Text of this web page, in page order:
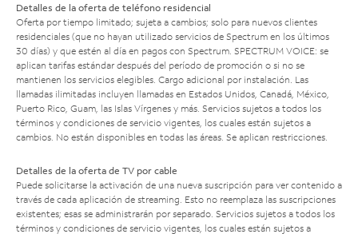
Detalles de la oferta de teléfono residencial
Oferta por tiempo limitado; sujeta a cambios; solo para nuevos clientes
residenciales (que no hayan utilizado servicios de Spectrum en los últimos
30 días) y que estén al día en pagos con Spectrum. SPECTRUM VOICE: se
aplican tarifas estándar después del período de promoción o si no se
mantienen los servicios elegibles. Cargo adicional por instalación. Las
llamadas ilimitadas incluyen llamadas en Estados Unidos, Canadá, México,
Puerto Rico, Guam, las Islas Vírgenes y más. Servicios sujetos a todos los
términos y condiciones de servicio vigentes, los cuales están sujetos a
cambios. No están disponibles en todas las áreas. Se aplican restricciones.
Detalles de la oferta de TV por cable
Puede solicitarse la activación de una nueva suscripción para ver contenido a
través de cada aplicación de streaming. Esto no reemplaza las suscripciones
existentes; esas se administrarán por separado. Servicios sujetos a todos los
términos y condiciones de servicio vigentes, los cuales están sujetos a